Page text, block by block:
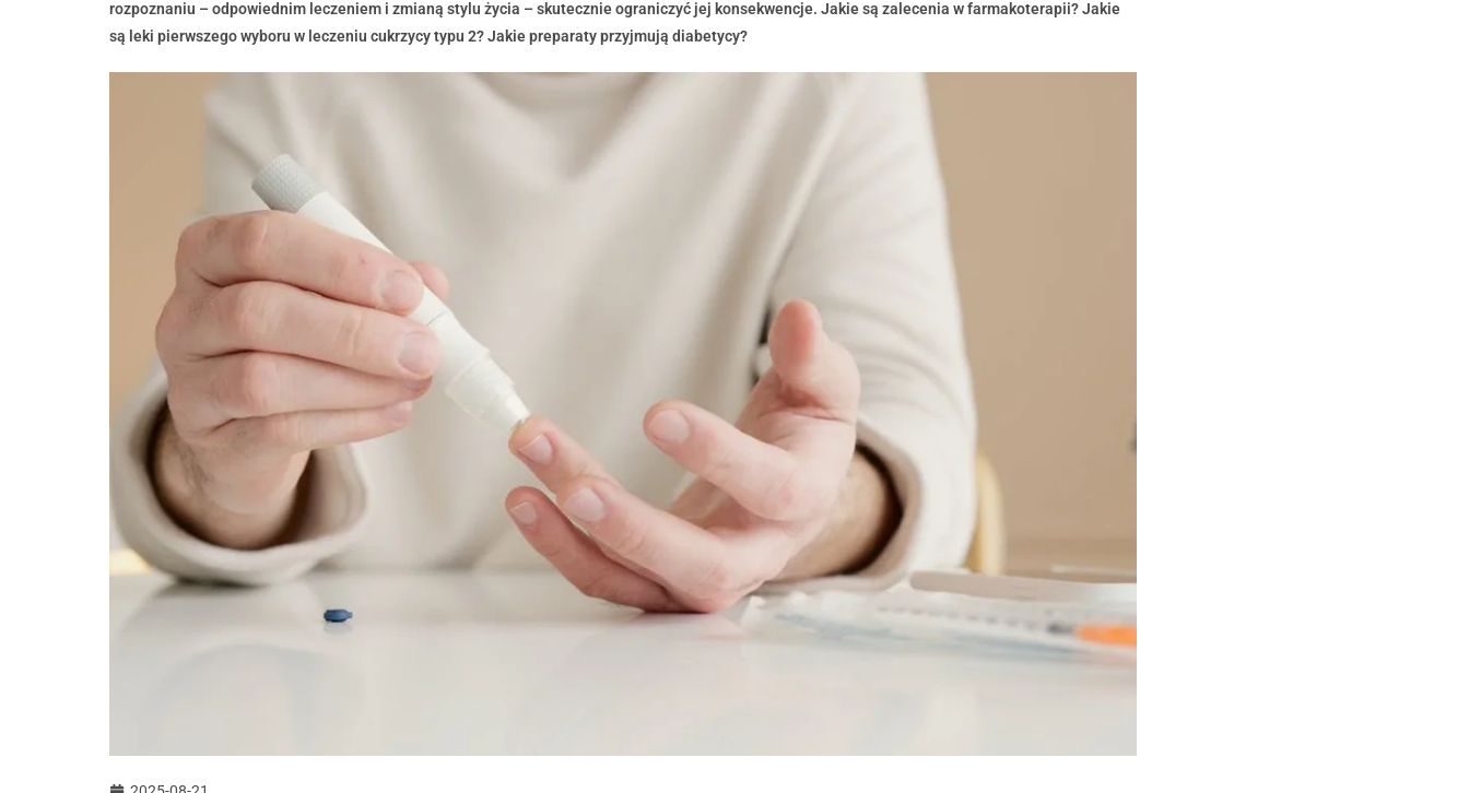
rozpoznaniu – odpowiednim leczeniem i zmianą stylu życia – skutecznie ograniczyć jej konsekwencje. Jakie są zalecenia w farmakoterapii? Jakie
są leki pierwszego wyboru w leczeniu cukrzycy typu 2? Jakie preparaty przyjmują diabetycy?